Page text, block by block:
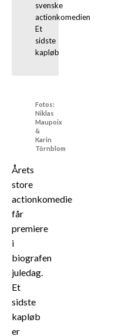
svenske
actionkomedien
Et
sidste
kapløb
Fotos:
Niklas
Maupoix
&
Karin
Törnblom
Årets
store
actionkomedie
får
premiere
i
biografen
juledag.
Et
sidste
kapløb
er